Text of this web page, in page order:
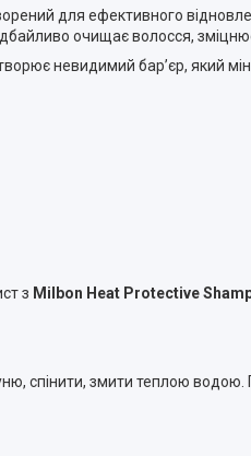
для ефективного
очищає волосся,
невидимий бар’єр, який
з Milbon Heat Protective
спінити, змити теплою